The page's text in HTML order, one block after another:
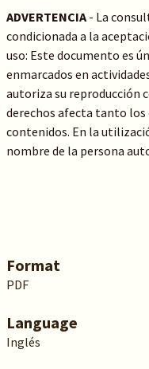
ADVERTENCIA- La
condicionada a la
uso: Este documento es
enmarcados en
autoriza su reproducción
derechos afecta tanto los
contenidos. En la
nombre de la persona
Format
PDF
Language
Inglés